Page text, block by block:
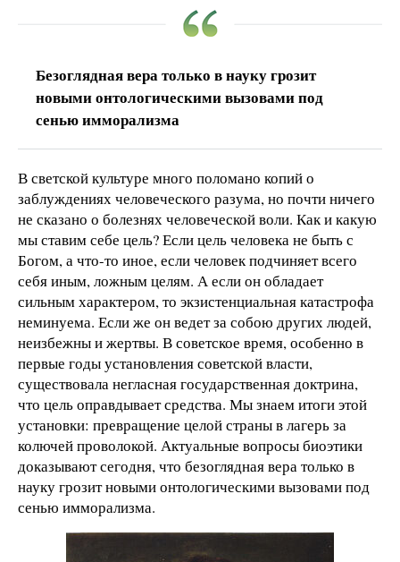
Безоглядная вера только в науку грозит
новыми онтологическими вызовами под
сенью имморализма
В светской культуре много поломано копий о
заблуждениях человеческого разума, но почти ничего
не сказано о болезнях человеческой воли. Как и какую
мы ставим себе цель? Если цель человека не быть с
Богом, а что-то иное, если человек подчиняет всего
себя иным, ложным целям. А если он обладает
сильным характером, то экзистенциальная катастрофа
неминуема. Если же он ведет за собою других людей,
неизбежны и жертвы. В советское время, особенно в
первые годы установления советской власти,
существовала негласная государственная доктрина,
что цель оправдывает средства. Мы знаем итоги этой
установки: превращение целой страны в лагерь за
колючей проволокой. Актуальные вопросы биоэтики
доказывают сегодня, что безоглядная вера только в
науку грозит новыми онтологическими вызовами под
сенью имморализма.